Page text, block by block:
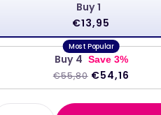
Buy 1
€13,95
Buy 4 Save 3%
€55,80 €54,16